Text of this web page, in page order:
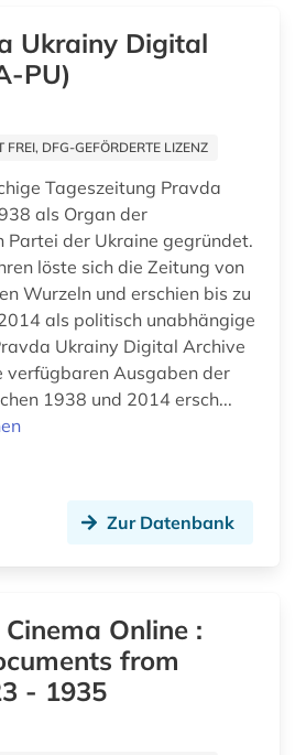
wochenzeitschrift (1)
(2)
zweiter weltkrieg (4)
Ukrainy Digital
PU)
DFG-GEFÖRDERTE LIZENZ
Tageszeitung Pravda
als Organ der
Partei der Ukraine gegründet.
löste sich die Zeitung von
Wurzeln und erschien bis zu
als politisch unabhängige
Ukrainy Digital Archive
verfügbaren Ausgaben der
1938 und 2014 ersch...
Zur Datenbank
Online :
from
- 1935